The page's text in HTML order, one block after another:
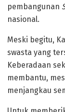
pembangunan
nasional.
Meski begitu,
swasta yang
Keberadaan
membantu,
menjangkau